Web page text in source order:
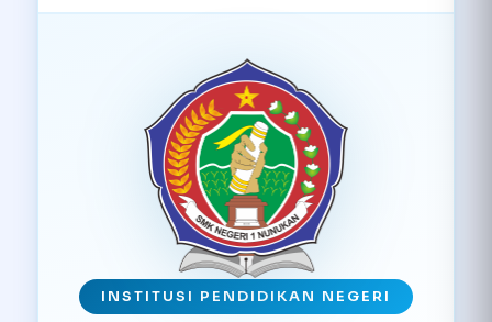
INSTITUSI PENDIDIKAN NEGERI